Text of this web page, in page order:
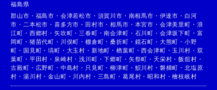
福島県
郡山市 ・ 福島市 ・ 会津若松市 ・ 須賀川市 ・ 南相馬市 ・ 伊達市 ・ 白河
市 ・ 二本松市 ・喜多方市 ・ 田村市 ・相馬市 ・ 本宮市 ・ 会津美里町 ・ 浪
江町 ・ 西郷村 ・矢吹町 ・ 三春町 ・南会津町 ・ 石川町 ・ 会津坂下町 ・ 富
岡町 ・ 猪苗代町 ・ 川俣町 ・棚倉町 ・桑折町 ・ 鏡石町 ・ 大熊町 ・ 小野
町 ・ 国見町 ・塙町 ・ 大玉村 ・ 新地町 ・楢葉町 ・西会津町 ・ 玉川村 ・ 双
葉町 ・ 平田村 ・ 泉崎村 ・浅川町 ・下郷町 ・ 矢祭町 ・ 天栄村 ・飯舘村 ・
古殿町 ・ 広野町 ・ 中島村 ・ 只見町 ・柳津町 ・ 鮫川村 ・ 磐梯町 ・ 北塩原
村 ・湯川村 ・金山町 ・ 川内村 ・ 三島町 ・ 葛尾村 ・昭和村 ・檜枝岐村